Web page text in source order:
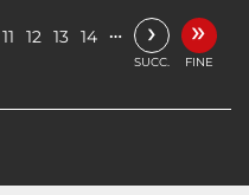
11 12 13 14 … ›
SUCC.
»
FINE